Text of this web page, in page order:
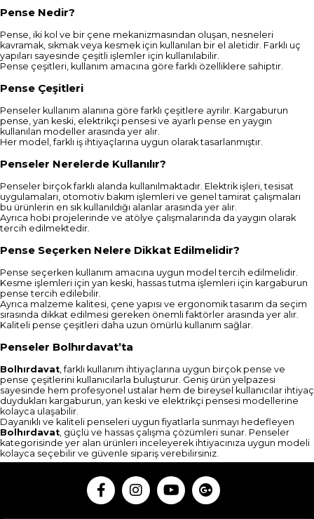
Pense Nedir?
Pense, iki kol ve bir çene mekanizmasından oluşan, nesneleri
kavramak, sıkmak veya kesmek için kullanılan bir el aletidir. Farklı uç
yapıları sayesinde çeşitli işlemler için kullanılabilir.
Pense çeşitleri, kullanım amacına göre farklı özelliklere sahiptir.
Pense Çeşitleri
Penseler kullanım alanına göre farklı çeşitlere ayrılır. Kargaburun
pense, yan keski, elektrikçi pensesi ve ayarlı pense en yaygın
kullanılan modeller arasında yer alır.
Her model, farklı iş ihtiyaçlarına uygun olarak tasarlanmıştır.
Penseler Nerelerde Kullanılır?
Penseler birçok farklı alanda kullanılmaktadır. Elektrik işleri, tesisat
uygulamaları, otomotiv bakım işlemleri ve genel tamirat çalışmaları
bu ürünlerin en sık kullanıldığı alanlar arasında yer alır.
Ayrıca hobi projelerinde ve atölye çalışmalarında da yaygın olarak
tercih edilmektedir.
Pense Seçerken Nelere Dikkat Edilmelidir?
Pense seçerken kullanım amacına uygun model tercih edilmelidir.
Kesme işlemleri için yan keski, hassas tutma işlemleri için kargaburun
pense tercih edilebilir.
Ayrıca malzeme kalitesi, çene yapısı ve ergonomik tasarım da seçim
sırasında dikkat edilmesi gereken önemli faktörler arasında yer alır.
Kaliteli pense çeşitleri daha uzun ömürlü kullanım sağlar.
Penseler Bolhırdavat’ta
Bolhırdavat , farklı kullanım ihtiyaçlarına uygun birçok pense ve
pense çeşitlerini kullanıcılarla buluşturur. Geniş ürün yelpazesi
sayesinde hem profesyonel ustalar hem de bireysel kullanıcılar ihtiyaç
duydukları kargaburun, yan keski ve elektrikçi pensesi modellerine
kolayca ulaşabilir.
Dayanıklı ve kaliteli penseleri uygun fiyatlarla sunmayı hedefleyen
Bolhırdavat , güçlü ve hassas çalışma çözümleri sunar. Penseler
kategorisinde yer alan ürünleri inceleyerek ihtiyacınıza uygun modeli
kolayca seçebilir ve güvenle sipariş verebilirsiniz.